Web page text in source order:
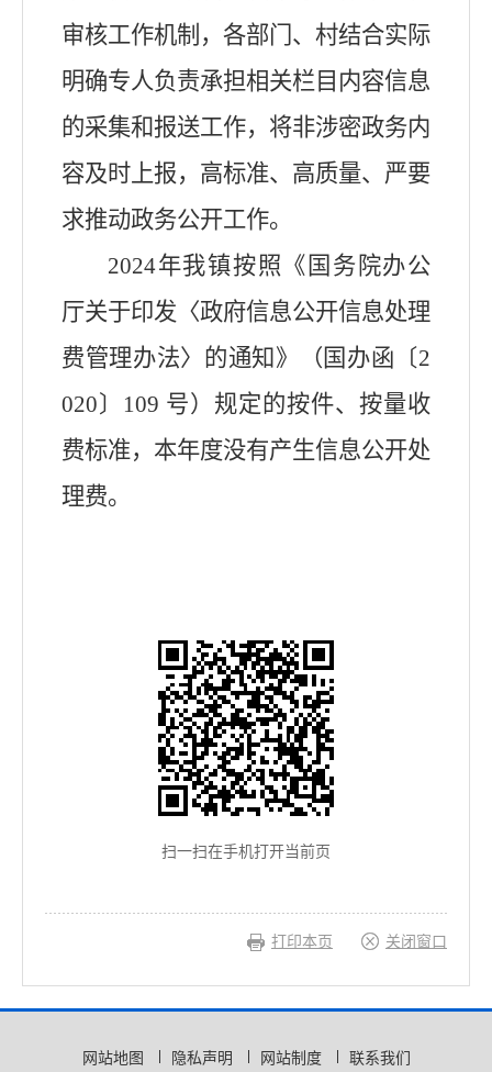
审核工作机制，各部门、村结合实际
明确专人负责承担相关栏目内容信息
的采集和报送工作，将非涉密政务内
容及时上报，高标准、高质量、严要
求推动政务公开工作。
2024年我镇按照《国务院办公
厅关于印发〈政府信息公开信息处理
费管理办法〉的通知》（国办函〔2
020〕 109 号）规定的按件、按量收
费标准，本年度没有产生信息公开处
理费。
扫一扫在手机打开当前页
打印本页 关闭窗口
网站地图 隐私声明 网站制度 联系我们